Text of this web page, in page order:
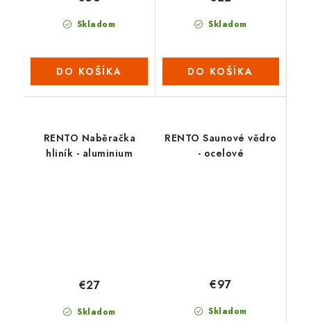
Skladom
DO KOŠÍKA
Skladom
DO KOŠÍKA
RENTO Naběračka
hliník - aluminium
Skladom
€27
RENTO Saunové vědro
- ocelové
Skladom
€97